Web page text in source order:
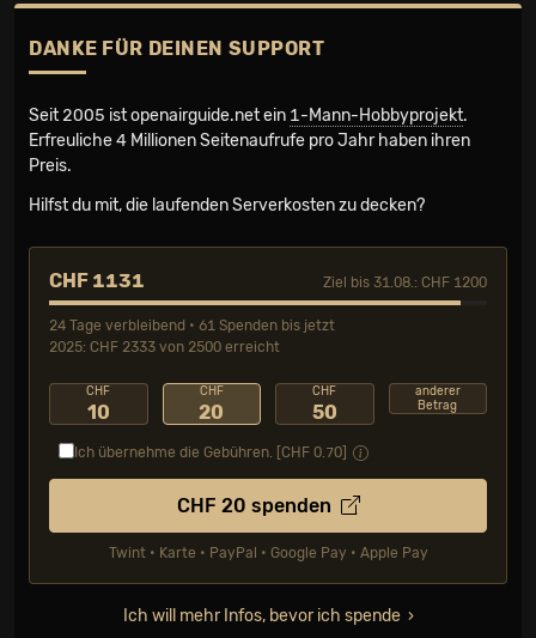
DANKE FÜR DEINEN SUPPORT
Seit 2005 ist openairguide.net ein 1-Mann-Hobbyprojekt.
Erfreuliche 4 Millionen Seiten­aufrufe pro Jahr haben ihren
Preis.
Hilfst du mit, die laufenden Serverkosten zu decken?
CHF 1131 Ziel bis 31.08.: CHF 1200
24 Tage verbleibend • 61 Spenden bis jetzt
2025: CHF 2333 von 2500 erreicht
CHF
10
CHF
20
CHF
50
anderer
Betrag
Ich übernehme die Gebühren. [CHF 0.70
CHF 20 spenden
Twint • Karte • PayPal • Google Pay • Apple Pay
Ich will mehr Infos, bevor ich spende